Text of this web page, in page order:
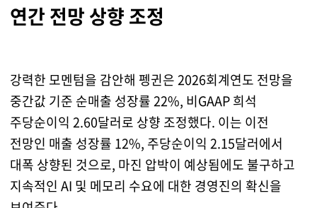
연간 전망 상향 조정
강력한 모멘텀을 감안해 펭귄은 2026회계연도 전망을
중간값 기준 순매출 성장률 22%, 비GAAP 희석
주당순이익 2.60달러로 상향 조정했다. 이는 이전
전망인 매출 성장률 12%, 주당순이익 2.15달러에서
대폭 상향된 것으로, 마진 압박이 예상됨에도 불구하고
지속적인 AI 및 메모리 수요에 대한 경영진의 확신을